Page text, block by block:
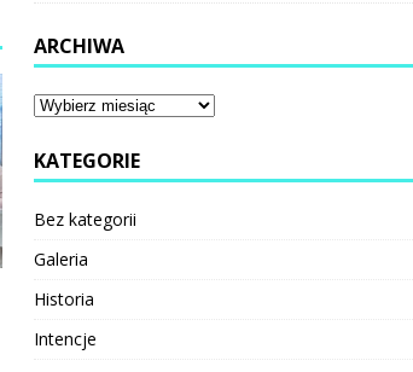
ARCHIWA
KATEGORIE
Bez kategorii
Galeria
Historia
Intencje